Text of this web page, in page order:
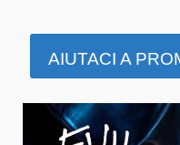
AIUTACI A